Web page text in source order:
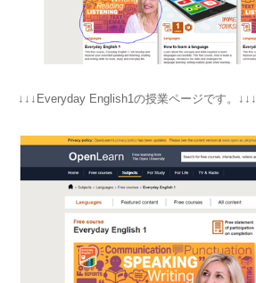
↓↓↓Everyday English1の授業ページです。↓↓↓